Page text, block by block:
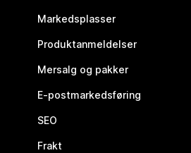
Markedsplasser
Produktanmeldelser
Mersalg og pakker
E-postmarkedsføring
SEO
Frakt